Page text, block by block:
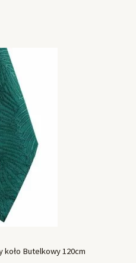
Butelkowy 120cm